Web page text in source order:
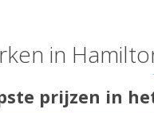
in
prijzen in